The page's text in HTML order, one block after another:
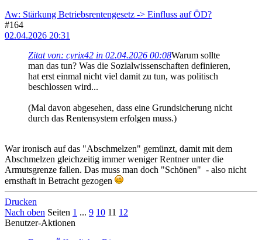
Aw: Stärkung Betriebsrentengesetz -> Einfluss auf ÖD?
#164
02.04.2026 20:31
Zitat von: cyrix42 in 02.04.2026 00:08Warum sollte
man das tun? Was die Sozialwissenschaften definieren,
hat erst einmal nicht viel damit zu tun, was politisch
beschlossen wird...
(Mal davon abgesehen, dass eine Grundsicherung nicht
durch das Rentensystem erfolgen muss.)
War ironisch auf das "Abschmelzen" gemünzt, damit mit dem
Abschmelzen gleichzeitig immer weniger Rentner unter die
Armutsgrenze fallen. Das muss man doch "Schönen" - also nicht
ernsthaft in Betracht gezogen
Drucken
Nach oben Seiten 1 ... 9 10 11 12
Benutzer-Aktionen